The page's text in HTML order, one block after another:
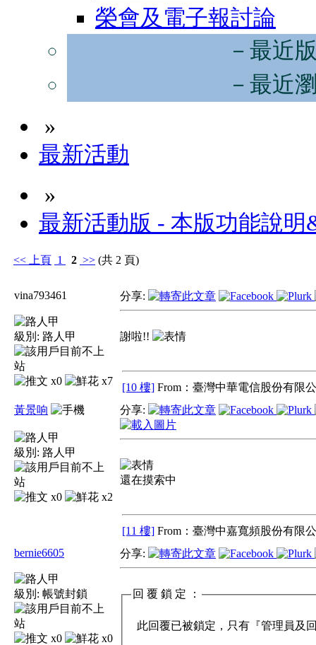
榮會及電子報討論
－最近
－最近
»
最新活動
»
最新活動版 - 本版功能說明
<< 上頁 1 2 >> (共 2 頁)
vina793461
級別: 路人甲
x0 x7
分享:
謝啦!!
[10 樓] From：臺灣中華電信股份有限
黃景响
級別: 路人甲
x0 x2
分享:
還在摸索中
[11 樓] From：臺灣中嘉寬頻股份有限
bernie6605
級別: 帳號封鎖
x0 x0
分享:
回 覆 鎖 定 ：
此回覆已被鎖定，只有『管理員及